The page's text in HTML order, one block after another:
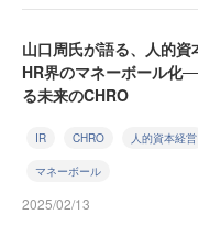
山口周氏が語る、人的
HR界のマネーボール化
る未来のCHRO
IR CHRO 人的資本経営
マネーボール
2025/02/13